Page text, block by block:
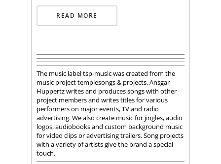
READ MORE
The music label tsp-music was created from the
music project templesongs & projects. Ansgar
Huppertz writes and produces songs with other
project members and writes titles for various
performers on major events, TV and radio
advertising. We also create music for jingles, audio
logos, audiobooks and custom background music
for video clips or advertising trailers. Song projects
with a variety of artists give the brand a special
touch.